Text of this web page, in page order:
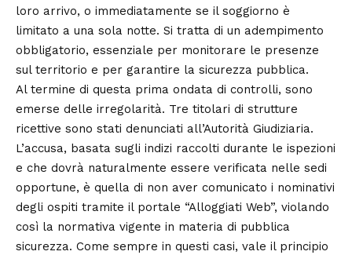
loro arrivo, o immediatamente se il soggiorno è
limitato a una sola notte. Si tratta di un adempimento
obbligatorio, essenziale per monitorare le presenze
sul territorio e per garantire la sicurezza pubblica.
Al termine di questa prima ondata di controlli, sono
emerse delle irregolarità. Tre titolari di strutture
ricettive sono stati denunciati all’Autorità Giudiziaria.
L’accusa, basata sugli indizi raccolti durante le ispezioni
e che dovrà naturalmente essere verificata nelle sedi
opportune, è quella di non aver comunicato i nominativi
degli ospiti tramite il portale “Alloggiati Web”, violando
così la normativa vigente in materia di pubblica
sicurezza. Come sempre in questi casi, vale il principio